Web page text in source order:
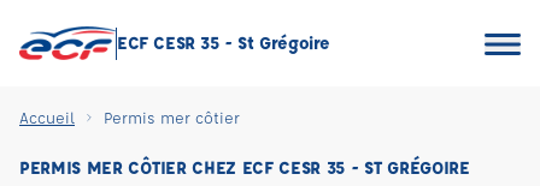
ECF CESR 35 - St Grégoire
Accueil Permis mer côtier
PERMIS MER CÔTIER CHEZ ECF CESR 35 - ST GRÉGOIRE